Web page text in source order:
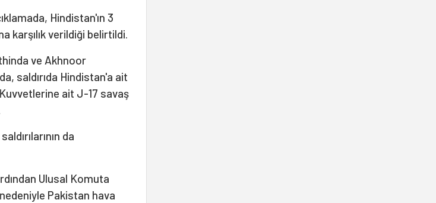
Hindistan'ın 3
karşılık verildiği belirtildi.
ve Akhnoor
saldırıda Hindistan'a ait
ait J-17 savaş
da
Ulusal Komuta
Pakistan hava